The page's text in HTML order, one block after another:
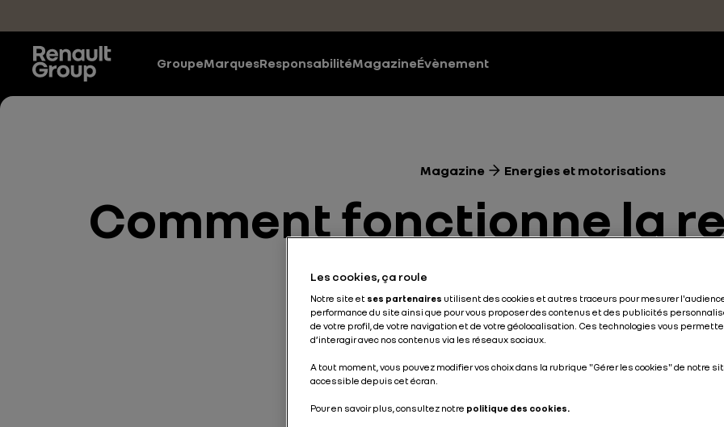
GroupeMarquesResponsabilitéMagazineÉvènement
Magazine Energies et motorisations
Comment fonctionne la
induction ?
Energies et motorisations Electrique 3 min
Les cookies, ça roule
Notre site et ses partenaires utilisent des cookies et autres traceurs pour mesurer
performance du site ainsi que pour vous proposer des contenus et des publicités
de votre profil, de votre navigation et de votre géolocalisation. Ces technologies vous
d’interagir avec nos contenus via les réseaux sociaux.
A tout moment, vous pouvez modifier vos choix dans la rubrique "Gérer les cookies" de notre
accessible depuis cet écran.
Pour en savoir plus, consultez notre politique des cookies.